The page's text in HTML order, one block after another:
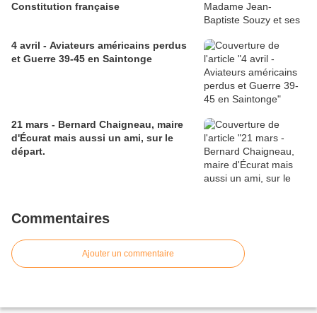
Constitution française
4 avril - Aviateurs américains perdus
et Guerre 39-45 en Saintonge
21 mars - Bernard Chaigneau, maire
d'Écurat mais aussi un ami, sur le
départ.
Commentaires
Ajouter un commentaire